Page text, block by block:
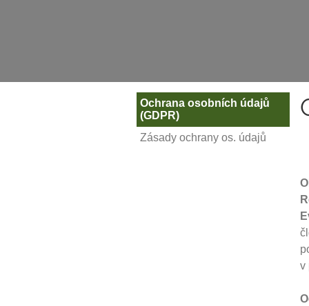
GDPR
Ochrana osobních údajů
(GDPR)
Zásady ochrany os. údajů
v